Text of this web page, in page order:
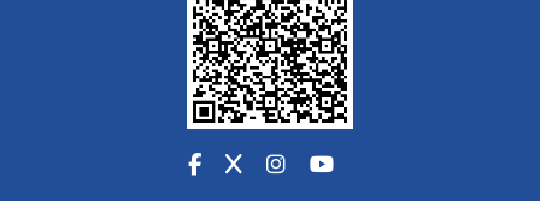
Facebook
X Instagram
YouTube